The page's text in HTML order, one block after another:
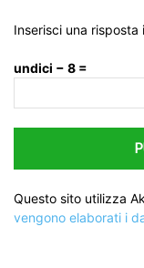
Inserisci una risposta
undici − 8 =
Questo sito utilizza
vengono elaborati i